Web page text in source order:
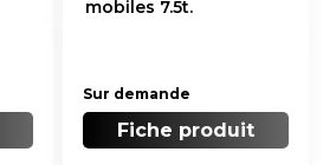
mobiles 7.5t.
Sur demande
Fiche produit